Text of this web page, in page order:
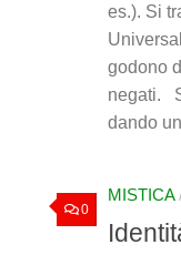
es.). Si
godono
negati.
dando
0
MISTICA